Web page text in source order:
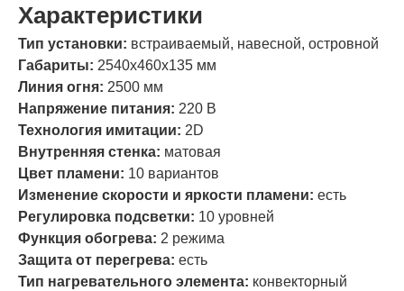
Характеристики
Тип установки: встраиваемый, навесной, островной
Габариты: 2540х460х135 мм
Линия огня: 2500 мм
Напряжение питания: 220 В
Технология имитации: 2D
Внутренняя стенка: матовая
Цвет пламени: 10 вариантов
Изменение скорости и яркости пламени: есть
Регулировка подсветки: 10 уровней
Функция обогрева: 2 режима
Защита от перегрева: есть
Тип нагревательного элемента: конвекторный